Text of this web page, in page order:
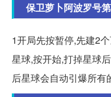
保卫萝卜阿波罗号
1开局先按暂停,先建2
星球,按开始,打掉星球
后星球会自动引爆所有